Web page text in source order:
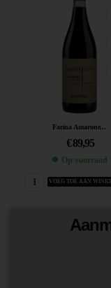
Farina Amarone...
€89,95
Op voorraad
VOEG TOE AAN